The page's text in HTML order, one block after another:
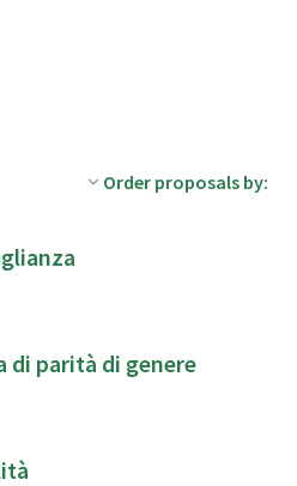
Order proposals by:
di parità di genere